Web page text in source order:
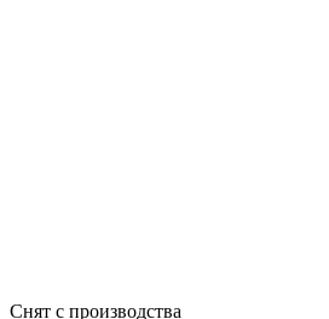
Снят с производства